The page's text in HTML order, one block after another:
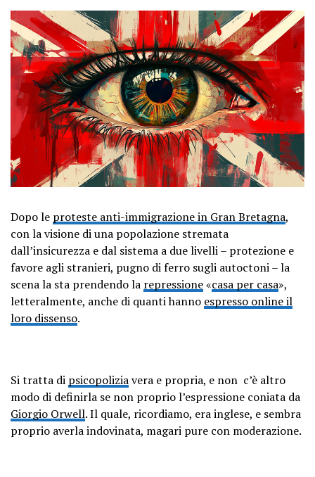
Dopo le proteste anti-immigrazione in Gran Bretagna,
con la visione di una popolazione stremata
dall’insicurezza e dal sistema a due livelli – protezione e
favore agli stranieri, pugno di ferro sugli autoctoni – la
scena la sta prendendo la repressione«casa per casa»,
letteralmente, anche di quanti hanno espresso online il
loro dissenso.
Si tratta di psicopoliziavera e propria, e non c’è altro
modo di definirla se non proprio l’espressione coniata da
Giorgio Orwell. Il quale, ricordiamo, era inglese, e sembra
proprio averla indovinata, magari pure con moderazione.